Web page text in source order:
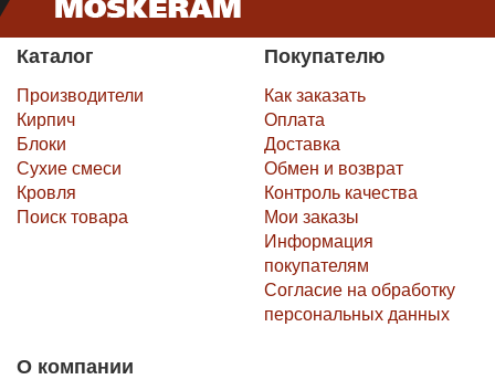
Каталог
Производители
Кирпич
Блоки
Сухие смеси
Кровля
Поиск товара
Покупателю
Как заказать
Оплата
Доставка
Обмен и возврат
Контроль качества
Мои заказы
Информация
покупателям
Согласие на обработку
персональных данных
О компании